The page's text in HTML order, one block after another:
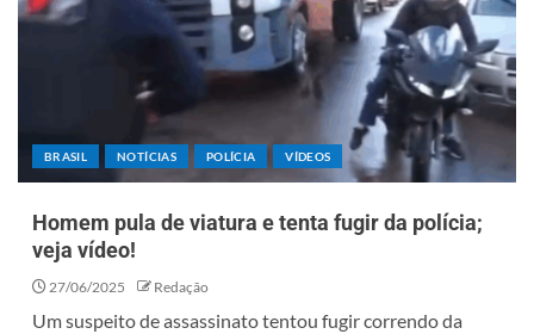
BRASIL NOTÍCIAS POLÍCIA VÍDEOS
Homem pula de viatura e tenta fugir da polícia;
veja vídeo!
27/06/2025 Redação
Um suspeito de assassinato tentou fugir correndo da